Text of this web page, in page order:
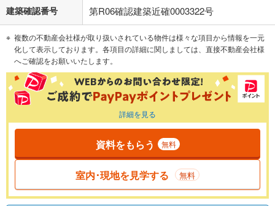
建築確認番号 第R06確認建築近確0003322号
複数の不動産会社様が取り扱いされている物件は様々な項目から情報を一元
化して表示しております。各項目の詳細に関しましては、直接不動産会社様
へご確認をお願いいたします。
詳細を見る
資料をもらう 無料
室内･現地を見学する 無料